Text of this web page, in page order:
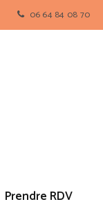
06 64 84 08 70
Prendre RDV